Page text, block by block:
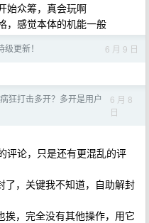
始众筹，真会玩啊
，感觉本体的机能一般
更新！ 6 月 9 日
狂打击多开？多开是用户
6 月 8
日
评论，只是还有更混乱的评
了，关键我不知道，自助解封
，完全没有其他操作，用它